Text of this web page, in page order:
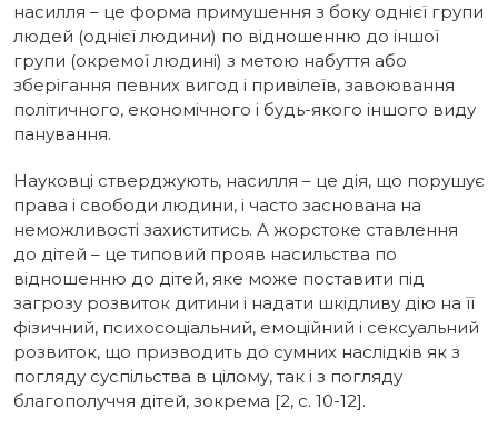
насилля – це форма примушення з боку однієї групи
людей (однієї людини) по відношенню до іншої
групи (окремої людині) з метою набуття або
зберігання певних вигод і привілеїв, завоювання
політичного, економічного і будь-якого іншого виду
панування.
Науковці стверджують, насилля – це дія, що порушує
права і свободи людини, і часто заснована на
неможливості захиститись. А жорстоке ставлення
до дітей – це типовий прояв насильства по
відношенню до дітей, яке може поставити під
загрозу розвиток дитини і надати шкідливу дію на її
фізичний, психосоціальний, емоційний і сексуальний
розвиток, що призводить до сумних наслідків як з
погляду суспільства в цілому, так і з погляду
благополуччя дітей, зокрема [2, с. 10-12].